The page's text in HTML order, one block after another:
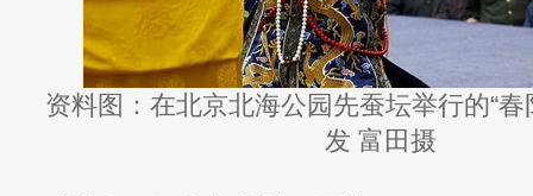
资料图：在北京北海公园先蚕坛举行的“
发 富田摄